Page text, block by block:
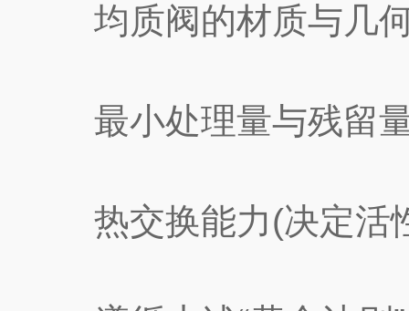
均质阀的材质与几何
最小处理量与残留量
热交换能力(决定活